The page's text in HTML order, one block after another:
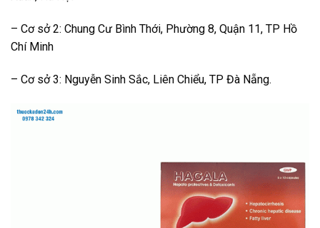
– Cơ sở 2: Chung Cư Bình Thới, Phường 8, Quận 11, TP Hồ
Chí Minh
– Cơ sở 3: Nguyễn Sinh Sắc, Liên Chiểu, TP Đà Nẵng.